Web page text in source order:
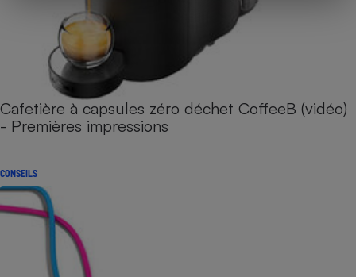
Cafetière à capsules zéro déchet CoffeeB (vidéo)
- Premières impressions
CONSEILS